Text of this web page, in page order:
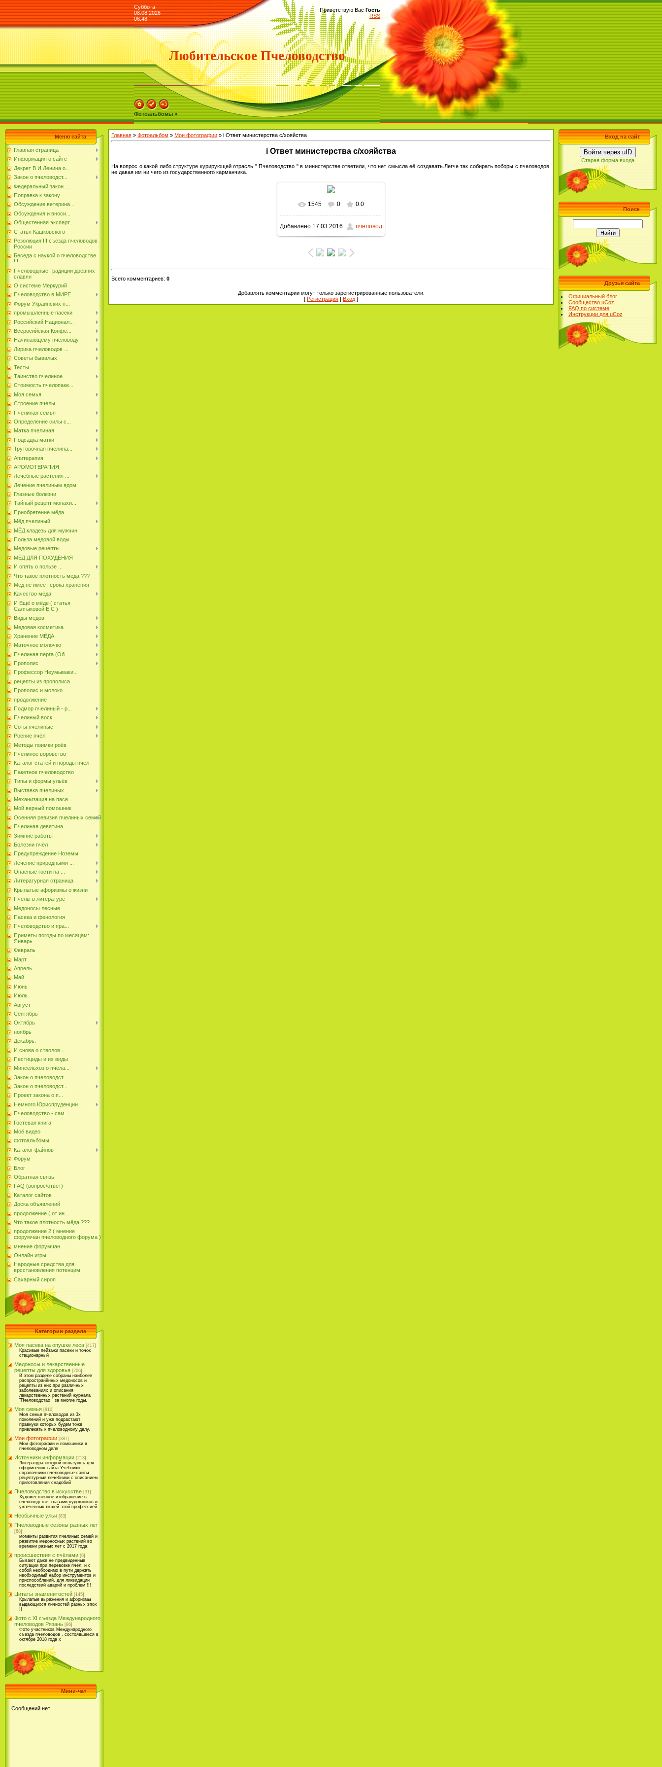
Суббота
08.08.2026
06:48
Приветствую Вас Гость
RSS
Любительское Пчеловодство
Фотоальбомы »
Меню сайта
Главная страница
Информация о сайте
Декрет В И Ленина о...
Закон о пчеловодст...
Федеральный закон ...
Поправка к закону ...
Обсуждение ветерина...
Обсуждения и вноси...
Общестенная эксперт...
Статья Кашковского
Резолюция III съезда пчеловодов
России
Беседа с наукой о пчеловодстве
!!!
Пчеловодные традиции древних
славян
О системе Меркурий
Пчеловодство в МИРЕ
Форум Украинских п...
промышленные пасеки
Российский Национал...
Всеросийская Конфе...
Начинающему пчеловоду
Лирика пчеловодов ...
Советы бывалых
Тесты
Таинство пчелиное
Стоимость пчелопаке...
Моя семья
Строение пчелы
Пчелиная семья
Определение силы с...
Матка пчелиная
Подсадка матки
Трутовочная пчелина...
Апитерапия
АРОМОТЕРАПИЯ
Лечебные растения ...
Лечение пчелиным ядом
Глазные болезни
Тайный рецепт монахи...
Приобретение мёда
Мёд пчелиный
МЁД кладезь для мужчин
Польза медовой воды
Медовые рецепты
МЁД ДЛЯ ПОХУДЕНИЯ
И опять о пользе ...
Что такое плотность мёда ???
Мёд не имеет срока хранения
Качество мёда
И Ещё о мёде ( статья
Салтыковой Е С )
Виды медов
Медовая косметика
Хранение МЁДА
Маточное молочко
Пчелиная перга (Об...
Прополис
Профессор Неумываки...
рецепты из прополиса
Прополис и молоко
продолжение
Подмор пчелиный - р...
Пчелиный воск
Соты пчелиные
Роение пчёл
Методы поимки роёв
Пчелиное воровство
Каталог статей и породы пчёл
Пакетное пчеловодство
Типы и формы ульёв
Выставка пчелиных ...
Механизация на пасе...
Мой верный помошник
Осенняя ревизия пчелиных семей
Пчелиная девятина
Зимние работы
Болезни пчёл
Предупреждение Ноземы
Лечение природными ...
Опасные гости на ...
Литературная страница
Крылатые афоризмы о жизни
Пчёлы в литературе
Медоносы лесные
Пасека и фенология
Пчеловодство и пра...
Приметы погоды по месяцам:
Январь
Февраль
Март
Апрель
Май
Июнь
Июль.
Август
Сентябрь
Октябрь
ноябрь
Декабрь.
И снова о стволов...
Пестициды и их виды
Минсельхоз о пчёла...
Закон о пчеловодст...
Закон о пчеловодст...
Проект закона о п...
Немного Юриспруденции
Пчеловодство - сам...
Гостевая книга
Моё видео
фотоальбомы
Каталог файлов
Форум
Блог
Обратная связь
FAQ (вопрос/ответ)
Каталог сайтов
Доска объявлений
продолжение ( от ин...
Что такое плотность мёда ???
продолжение 2 ( мнение
форумчан пчеловодного форума )
мнение форумчан
Онлайн игры
Народные средства для
врсстановления потенцим
Сахарный сироп
Категории раздела
Моя пасека на опушке леса [417]
Красивые пейзажи пасеки и точок
стационарный
Медоносы и лекарственные
рецепты для здоровья [206]
В этом разделе собраны наиболее
распространённых медоносов и
рецепты из них при различных
заболеваниях и описания
лекарственных растений журнала
"Пчеловодстао " за многие годы.
Моя семья [810]
Моя семья пчеловодов из 3х
поколений и уже подрастают
правнуки которых будем тоже
привлекать к пчеловодному делу.
Мои фотографии [387]
Мои фотографии и помошники в
пчеловодном деле
Источники информации [213]
Литература которой пользуюсь для
оформления сайта Учебники
справочники пчеловодные сайты
рецептурные лечебники с описанием
приготовления снадобий
Пчеловодство в искусстве [31]
Художественное изображение в
пчеловодстве, глазами художников и
увлечённых людей этой профессией
Необычные ульи [83]
Пчеловодные сезоны разных лет
[68]
моменты развития пчелиных семей и
развитие медоносных растений во
времени разных лет с 2017 года.
происшествия с пчёлами [6]
Бывают даже не предвиденные
ситуации при перевозке пчёл, и с
собой необходимо в пути держать
необходимый набор инструментов и
приспособлений, для ликвидации
последствий аварий и проблем !!!
Цитаты знаменитостей [145]
Крылатые выражения и афоризмы
выдающихся личностей разных эпох
!!
Фото с XI съезда Международного
пчеловодов Рязань [86]
Фото участников Международного
съезда пчеловодов , состоявшееся в
октябре 2018 года х
Мини-чат
Главная » Фотоальбом » Мои фотографии » i Ответ министерства с/хояйства
i Ответ министерства с/хояйства
На вопрос о какой либо структуре курирующей отрасль " Пчеловодство " в министерстве ответили, что нет смысла её создавать.Легче так собирать поборы с пчеловодов,
не давая им ни чего из государственного карманчика.
В реальном размере
1387x2000/ 551.2Kb
1545 0 0.0
Добавлено 17.03.2016 пчеловод
Всего комментариев: 0
Добавлять комментарии могут только зарегистрированные пользователи.
[ Регистрация Вход]
Вход на сайт
Войти через uID
Старая форма входа
Поиск
Друзья сайта
Официальный блог
Сообщество uCoz
FAQ по системе
Инструкции для uCoz